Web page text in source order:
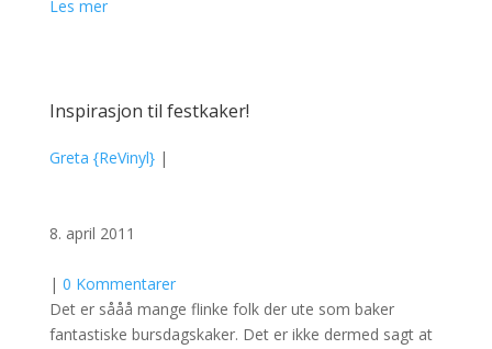
Les mer
Inspirasjon til festkaker!
Greta {ReVinyl}|
8. april 2011
| 0 Kommentarer
Det er sååå mange flinke folk der ute som baker
fantastiske bursdagskaker. Det er ikke dermed sagt at